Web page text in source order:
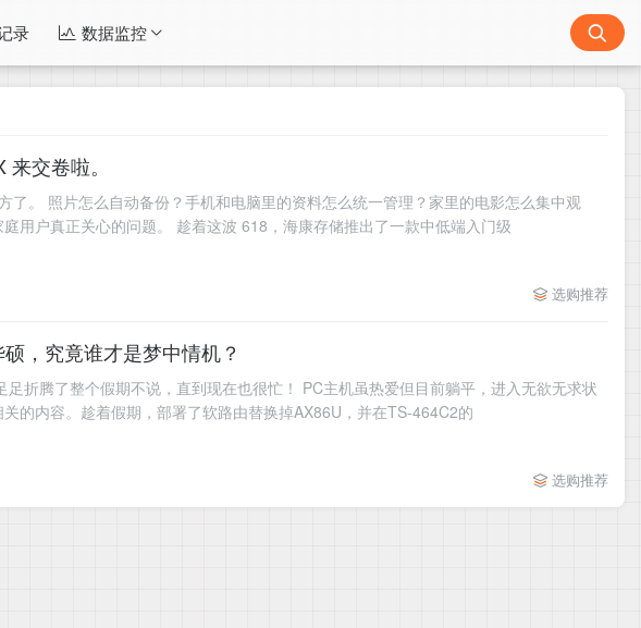
录 数据监控
交卷啦。
。 照片怎么自动备份？手机和电脑里的资料怎么统一管理？家里的电影怎么集中观
用户真正关心的问题。 趁着这波 618，海康存储推出了一款中低端入门级
选购推荐
，究竟谁才是梦中情机？
折腾了整个假期不说，直到现在也很忙！ PC主机虽热爱但目前躺平，进入无欲无求状
的内容。趁着假期，部署了软路由替换掉AX86U，并在TS-464C2的
选购推荐